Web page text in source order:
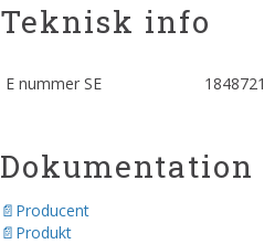
Teknisk info
E nummer SE 1848721
Dokumentation
Producent
Produkt